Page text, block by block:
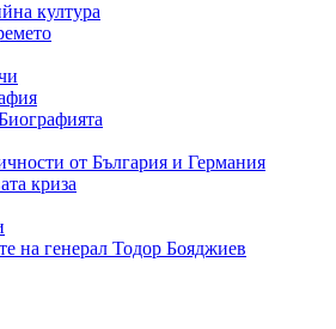
култура
от България и Германия
криза
на генерал Тодор Бояджиев